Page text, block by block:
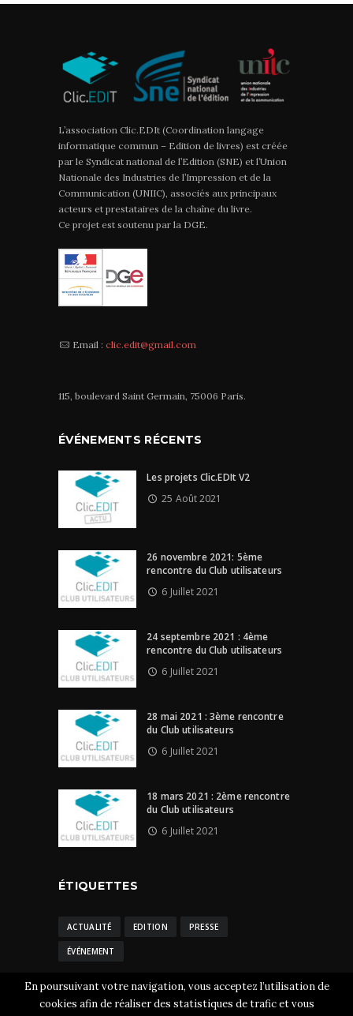
L’association Clic.EDIt (Coordination langage
informatique commun – Edition de livres) est créée
par le Syndicat national de l’Edition (SNE) et l’Union
Nationale des Industries de l’Impression et de la
Communication (UNIIC), associés aux principaux
acteurs et prestataires de la chaîne du livre.
Ce projet est soutenu par la DGE.
Email : clic.edit@gmail.com
115, boulevard Saint Germain, 75006 Paris.
ÉVÉNEMENTS RÉCENTS
Les projets Clic.EDIt V2
25 Août 2021
26 novembre 2021: 5ème
rencontre du Club utilisateurs
6 Juillet 2021
24 septembre 2021 : 4ème
rencontre du Club utilisateurs
6 Juillet 2021
28 mai 2021 : 3ème rencontre
du Club utilisateurs
6 Juillet 2021
18 mars 2021 : 2ème rencontre
du Club utilisateurs
6 Juillet 2021
ÉTIQUETTES
ACTUALITÉ EDITION PRESSE
ÉVÉNEMENT
En poursuivant votre navigation, vous acceptez l’utilisation de
cookies afin de réaliser des statistiques de trafic et vous